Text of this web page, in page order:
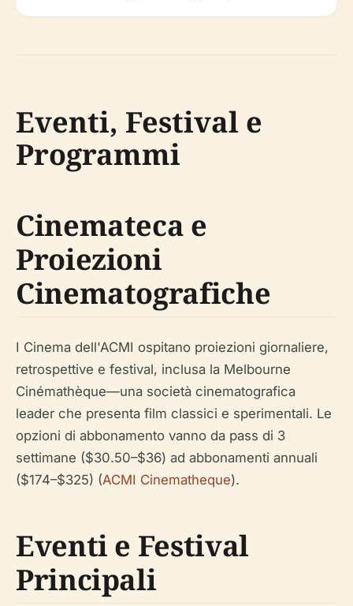
Eventi, Festival e
Programmi
Cinemateca e
Proiezioni
Cinematografiche
I Cinema dell'ACMI ospitano proiezioni giornaliere,
retrospettive e festival, inclusa la Melbourne
Cinémathèque—una società cinematografica
leader che presenta film classici e sperimentali. Le
opzioni di abbonamento vanno da pass di 3
settimane ($30.50–$36) ad abbonamenti annuali
($174–$325) (ACMI Cinematheque).
Eventi e Festival
Principali